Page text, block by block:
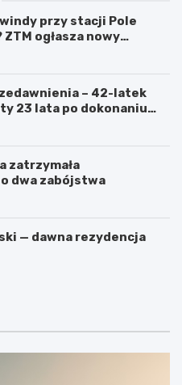
przy stacji Pole
ogłasza nowy
– 42-latek
23 lata po dokonaniu
zatrzymała
dwa zabójstwa
— dawna rezydencja